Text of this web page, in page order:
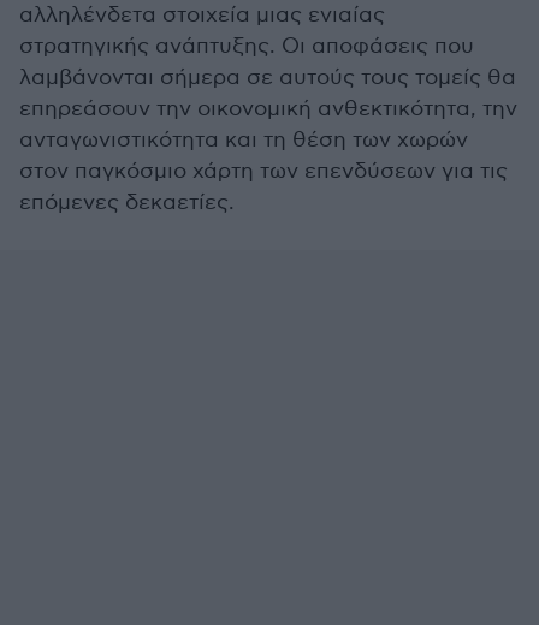
αλληλένδετα στοιχεία μιας ενιαίας
στρατηγικής ανάπτυξης. Οι αποφάσεις που
λαμβάνονται σήμερα σε αυτούς τους τομείς θα
επηρεάσουν την οικονομική ανθεκτικότητα, την
ανταγωνιστικότητα και τη θέση των χωρών
στον παγκόσμιο χάρτη των επενδύσεων για τις
επόμενες δεκαετίες.